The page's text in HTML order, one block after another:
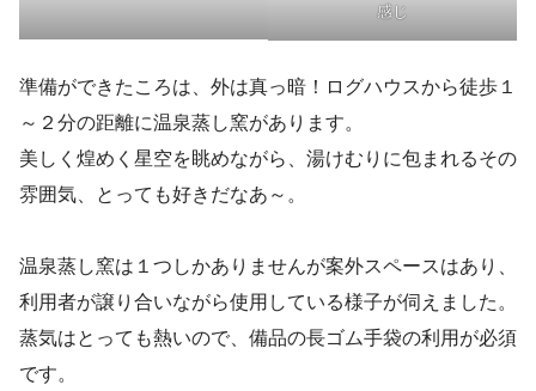
感じ
準備ができたころは、外は真っ暗！ログハウスから徒歩１
～２分の距離に温泉蒸し窯があります。
美しく煌めく星空を眺めながら、湯けむりに包まれるその
雰囲気、とっても好きだなあ～。
温泉蒸し窯は１つしかありませんが案外スペースはあり、
利用者が譲り合いながら使用している様子が伺えました。
蒸気はとっても熱いので、備品の長ゴム手袋の利用が必須
です。